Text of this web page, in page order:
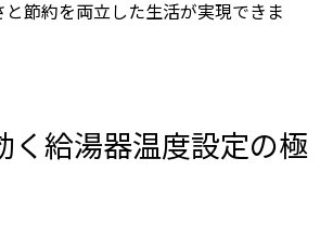
と節約を両立した生活が実現できま
く給湯器温度設定の極